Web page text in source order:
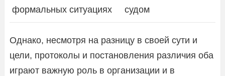
формальных ситуациях
судом
Однако, несмотря на разницу в своей сути и
цели, протоколы и постановления различия оба
играют важную роль в организации и в